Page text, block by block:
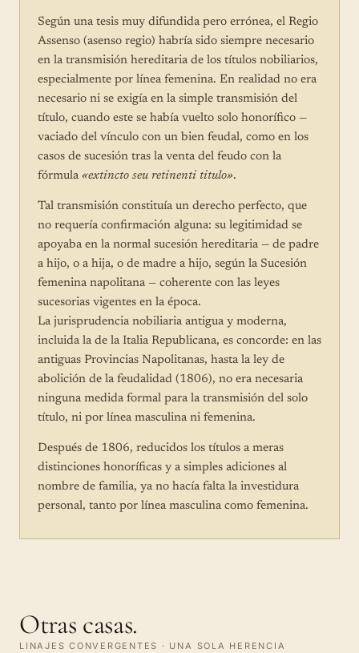
Según una tesis muy difundida pero errónea, el Regio
Assenso (asenso regio) habría sido siempre necesario
en la transmisión hereditaria de los títulos nobiliarios,
especialmente por línea femenina. En realidad no era
necesario ni se exigía en la simple transmisión del
título, cuando este se había vuelto solo honorífico —
vaciado del vínculo con un bien feudal, como en los
casos de sucesión tras la venta del feudo con la
fórmula «extincto seu retinenti titulo».
Tal transmisión constituía un derecho perfecto, que
no requería confirmación alguna: su legitimidad se
apoyaba en la normal sucesión hereditaria — de padre
a hijo, o a hija, o de madre a hijo, según la Sucesión
femenina napolitana — coherente con las leyes
sucesorias vigentes en la época.
La jurisprudencia nobiliaria antigua y moderna,
incluida la de la Italia Republicana, es concorde: en las
antiguas Provincias Napolitanas, hasta la ley de
abolición de la feudalidad (1806), no era necesaria
ninguna medida formal para la transmisión del solo
título, ni por línea masculina ni femenina.
Después de 1806, reducidos los títulos a meras
distinciones honoríficas y a simples adiciones al
nombre de familia, ya no hacía falta la investidura
personal, tanto por línea masculina como femenina.
Otras casas.
LINAJES CONVERGENTES · UNA SOLA HERENCIA